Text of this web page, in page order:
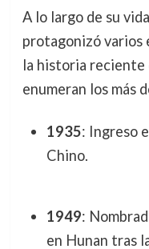
A lo largo de su
protagonizó varios
la historia reciente
enumeran los más
1935: Ingreso
Chino.
1949:
en Hunan tras